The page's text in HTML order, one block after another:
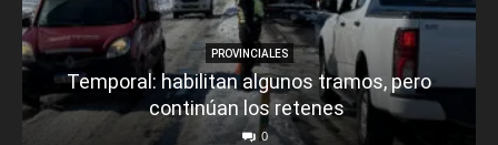
PROVINCIALES
Temporal: habilitan algunos tramos, pero
continúan los retenes
0